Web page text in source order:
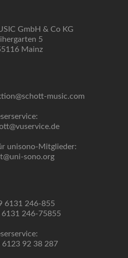
GmbH & Co KG
5
Mainz
music.com
unisono-Mitglieder:
sono.org
6131 246-855
6131 246-75855
6123 92 38 287